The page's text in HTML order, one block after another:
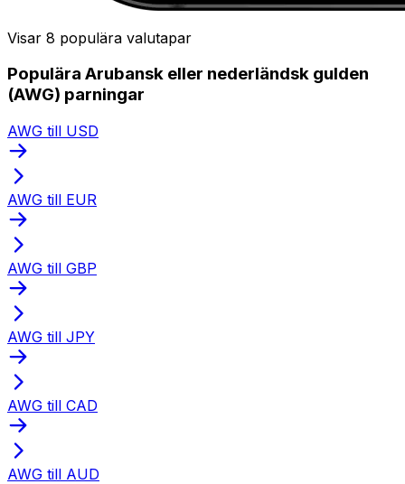
Visar 8 populära valutapar
Populära Arubansk eller nederländsk gulden
(AWG) parningar
AWG till USD
AWG till EUR
AWG till GBP
AWG till JPY
AWG till CAD
AWG till AUD